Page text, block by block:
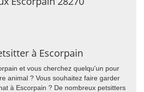
à Escorpain
et vous cherchez quelqu'un pour
animal ? Vous souhaitez faire garder
à Escorpain ? De nombreux petsitters